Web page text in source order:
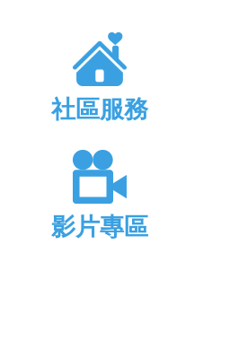
社區服務
影片專區